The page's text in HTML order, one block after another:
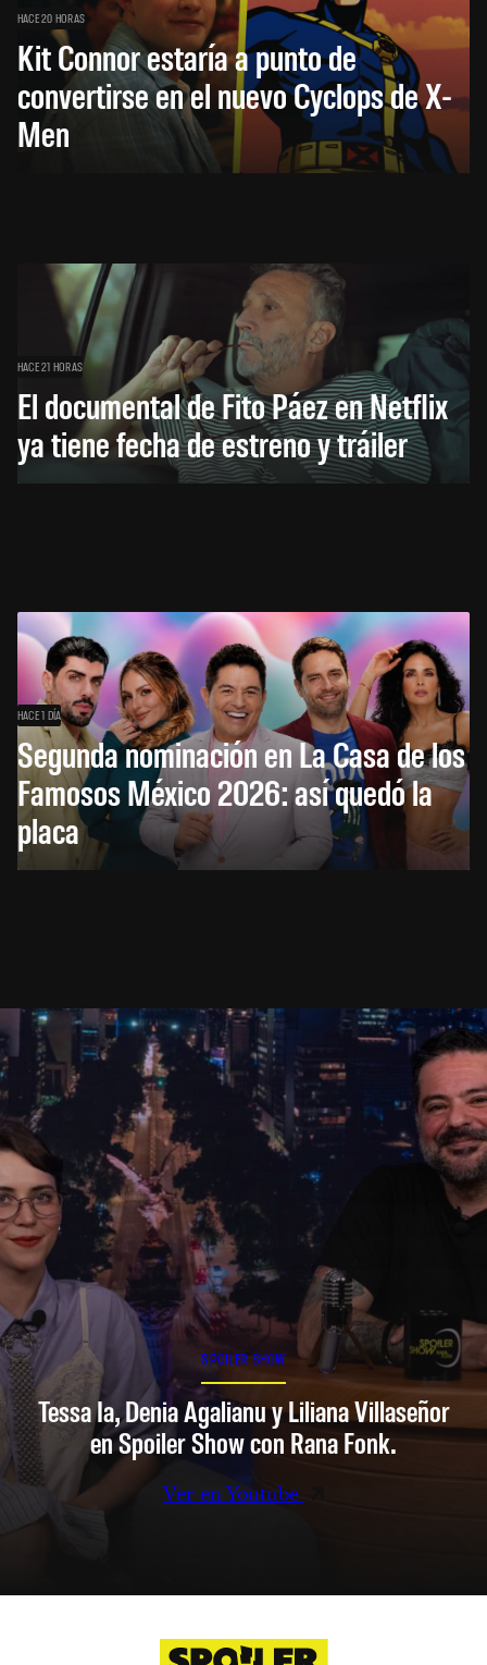
HACE 20 HORAS
Kit Connor estaría a punto de
convertirse en el nuevo Cyclops de X-
Men
HACE 21 HORAS
El documental de Fito Páez en Netflix
ya tiene fecha de estreno y tráiler
HACE 1 DÍA
Segunda nominación en La Casa de los
Famosos México 2026: así quedó la
placa
SPOILER SHOW
Tessa Ia, Denia Agalianu y Liliana Villaseñor
en Spoiler Show con Rana Fonk.
Ver en Youtube